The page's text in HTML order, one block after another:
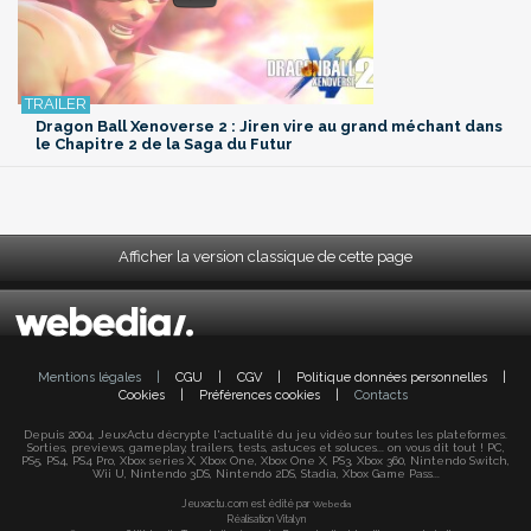
Dragon Ball Xenoverse 2 : Jiren vire au grand méchant dans
le Chapitre 2 de la Saga du Futur
Afficher la version classique de cette page
Mentions légales CGU CGV Politique données personnelles
Cookies
Préférences cookies Contacts
Depuis 2004, JeuxActu décrypte l'actualité du jeu vidéo sur toutes les plateformes.
Sorties, previews, gameplay, trailers, tests, astuces et soluces... on vous dit tout ! PC,
PS5, PS4, PS4 Pro, Xbox series X, Xbox One, Xbox One X, PS3, Xbox 360, Nintendo Switch,
Wii U, Nintendo 3DS, Nintendo 2DS, Stadia, Xbox Game Pass...
Jeuxactu.com est édité par Webedia
Réalisation Vitalyn